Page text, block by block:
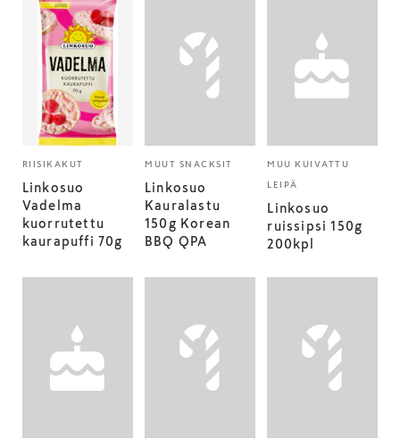
RIISIKAKUT
Linkosuo
Vadelma
kuorrutettu
kaurapuffi 70g
MUUT SNACKSIT
Linkosuo
Kauralastu
150g Korean
BBQ QPA
MUU KUIVATTU
LEIPÄ
Linkosuo
ruissipsi 150g
200kpl